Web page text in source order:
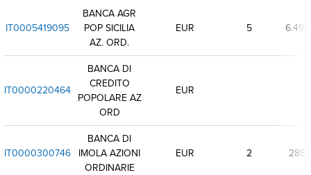
IT0005419095
BANCA AGR
POP SICILIA
AZ. ORD.
EUR 5 6.497
IT0000220464
BANCA DI
CREDITO
POPOLARE AZ
ORD
EUR
IT0000300746
BANCA DI
IMOLA AZIONI
ORDINARIE
EUR 2 285